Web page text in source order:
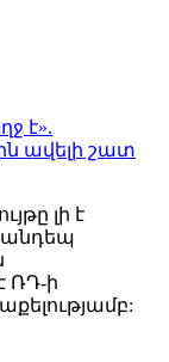
է».
ավելի շատ
լի է
ՌԴ-ի